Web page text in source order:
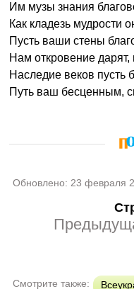
Им музы знания
Как кладезь мудрости
Пусть ваши стены
Нам откровение
Наследие веков пусть
Путь ваш бесценным,
Обновлено: 23 февраля
Смотрите также: